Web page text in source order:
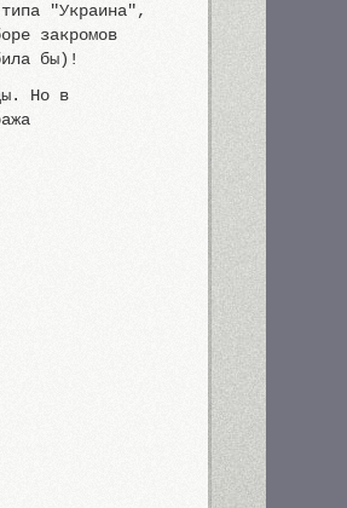
"Украина",
закромов
бы)!
Но в